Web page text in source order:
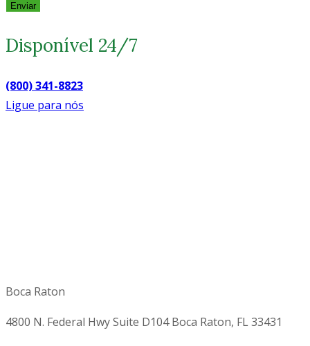
Enviar
Disponível 24/7
(800) 341-8823
Ligue para nós
Boca Raton
4800 N. Federal Hwy Suite D104 Boca Raton, FL 33431